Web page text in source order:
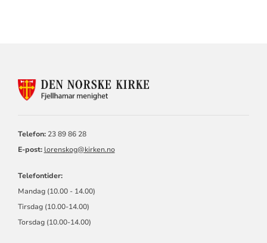
KONTAKTINFORMASJON
Telefon: 23 89 86 28
E-post: lorenskog@kirken.no
Telefontider:
Mandag (10.00 - 14.00)
Tirsdag (10.00-14.00)
Torsdag (10.00-14.00)